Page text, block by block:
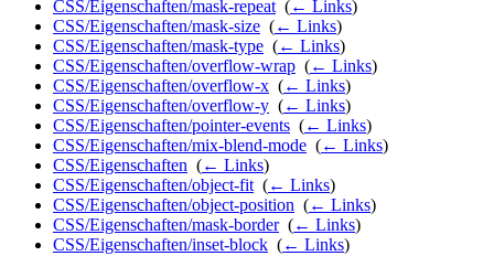
CSS/Eigenschaften/mask-repeat (← Links)
CSS/Eigenschaften/mask-size (← Links)
CSS/Eigenschaften/mask-type (← Links)
CSS/Eigenschaften/overflow-wrap (← Links)
CSS/Eigenschaften/overflow-x (← Links)
CSS/Eigenschaften/overflow-y (← Links)
CSS/Eigenschaften/pointer-events (← Links)
CSS/Eigenschaften/mix-blend-mode (← Links)
CSS/Eigenschaften (← Links)
CSS/Eigenschaften/object-fit (← Links)
CSS/Eigenschaften/object-position (← Links)
CSS/Eigenschaften/mask-border‎ (← Links)
CSS/Eigenschaften/inset-block (← Links)